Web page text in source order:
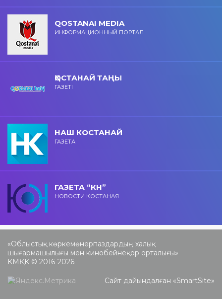
QOSTANAI MEDIA
ИНФОРМАЦИОННЫЙ ПОРТАЛ
ҚОСТАНАЙ ТАҢЫ
ГАЗЕТІ
НАШ КОСТАНАЙ
ГАЗЕТА
ГАЗЕТА “КН”
НОВОСТИ КОСТАНАЯ
«Облыстық көркемөнерпаздардың халық
шығармашылығы мен кинобейнеқор орталығы»
КМҚК © 2016-2026
Сайт дайындалған «SmartSite»